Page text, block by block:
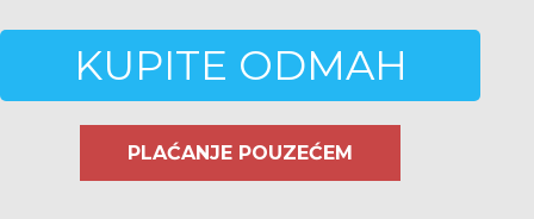
KUPITE ODMAH
PLAĆANJE POUZEĆEM